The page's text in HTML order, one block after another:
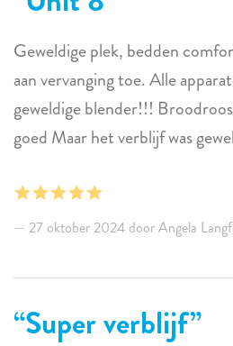
Geweldige plek, bedden
aan vervanging toe. Alle
geweldige blender!!!
goed Maar het verblijf was
zou willen veranderen is om de
te doen en een toetsenblok te
27 oktober 2024 door Angela
Super verblijf